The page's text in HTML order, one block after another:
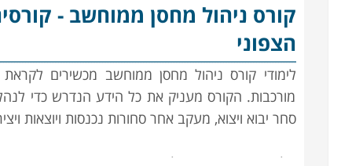
קורס ניהול מחסן ממוחשב-
הצפוני
לימודי קורס ניהול מחסן ממוחשב מכשירים
מורכבות. הקורס מעניק את כל הידע הנדרש כדי
סחר יבוא ויצוא, מעקב אחר סחורות נכנסות ויוצאות
הלימודים בקורס ניהול מחסן הינם מקצועיים